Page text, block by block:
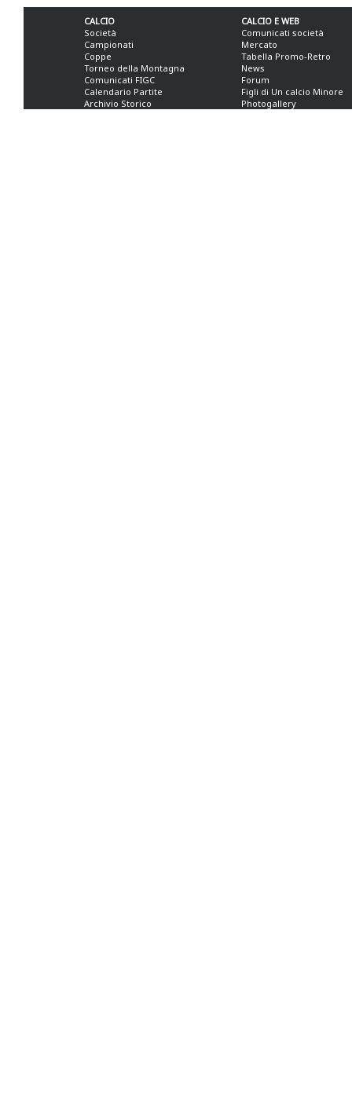
CALCIO
Società
Campionati
Coppe
Torneo della Montagna
Comunicati FIGC
Calendario Partite
Archivio Storico
CALCIO E WEB
Comunicati società
Mercato
Tabella Promo-Retro
News
Forum
Figli di Un calcio Minore
Photogallery